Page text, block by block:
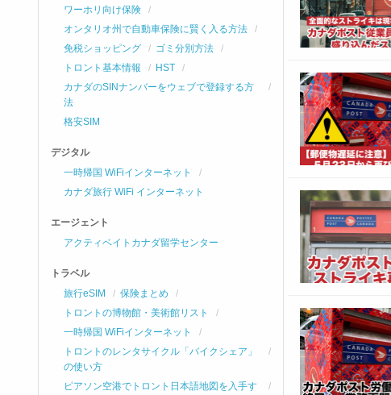
ワーホリ向け保険
オンタリオ州で自動車保険に賢く入る方法
免税ショッピング
ゴミ分別方法
トロント基本情報
HST
カナダのSINナンバーをウェブで登録する方
法
格安SIM
デジタル
一時帰国 WiFiインターネット
カナダ旅行 WiFi インターネット
エージェント
アクティベイトカナダ留学センター
トラベル
旅行eSIM
保険まとめ
トロントの博物館・美術館リスト
一時帰国 WiFiインターネット
トロントのレンタサイクル「バイクシェア」
の使い方
ピアソン空港でトロント日本語地図を入手す